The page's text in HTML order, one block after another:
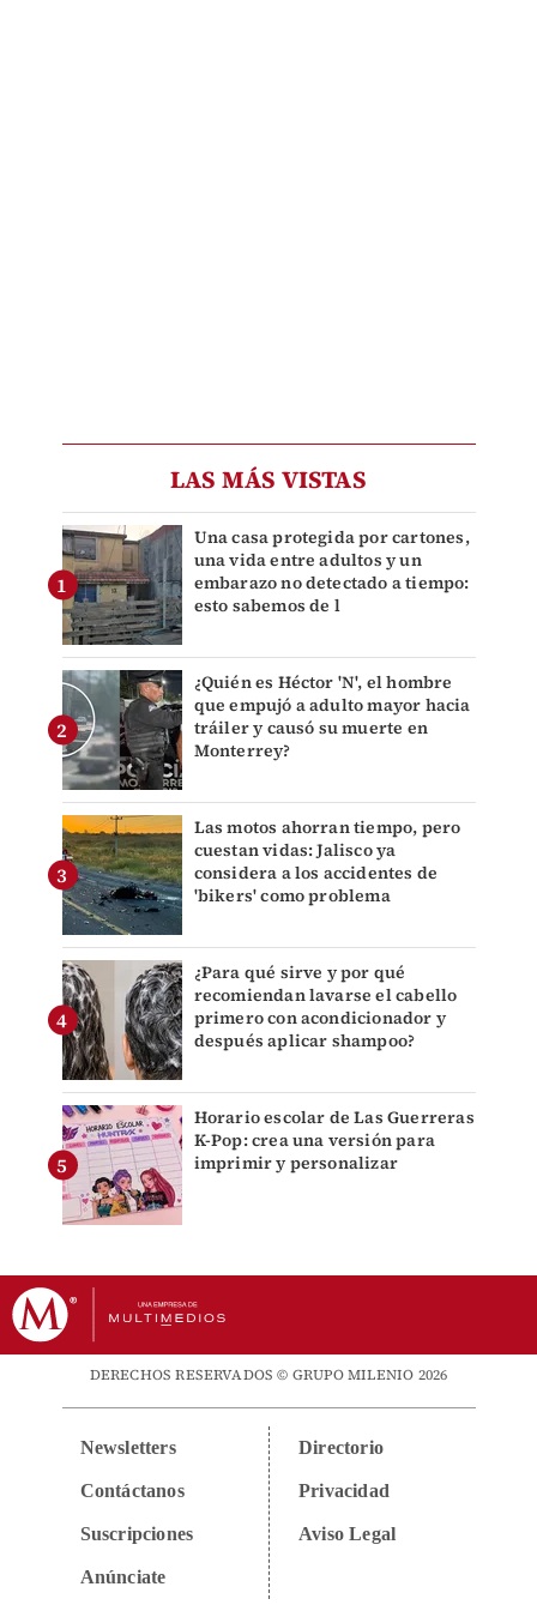
LAS MÁS VISTAS
Una casa protegida por cartones,
una vida entre adultos y un
embarazo no detectado a tiempo:
esto sabemos de l
¿Quién es Héctor 'N', el hombre
que empujó a adulto mayor hacia
tráiler y causó su muerte en
Monterrey?
Las motos ahorran tiempo, pero
cuestan vidas: Jalisco ya
considera a los accidentes de
'bikers' como problema
¿Para qué sirve y por qué
recomiendan lavarse el cabello
primero con acondicionador y
después aplicar shampoo?
Horario escolar de Las Guerreras
K-Pop: crea una versión para
imprimir y personalizar
DERECHOS RESERVADOS © GRUPO MILENIO 2026
Newsletters
Contáctanos
Suscripciones
Anúnciate
Directorio
Privacidad
Aviso Legal